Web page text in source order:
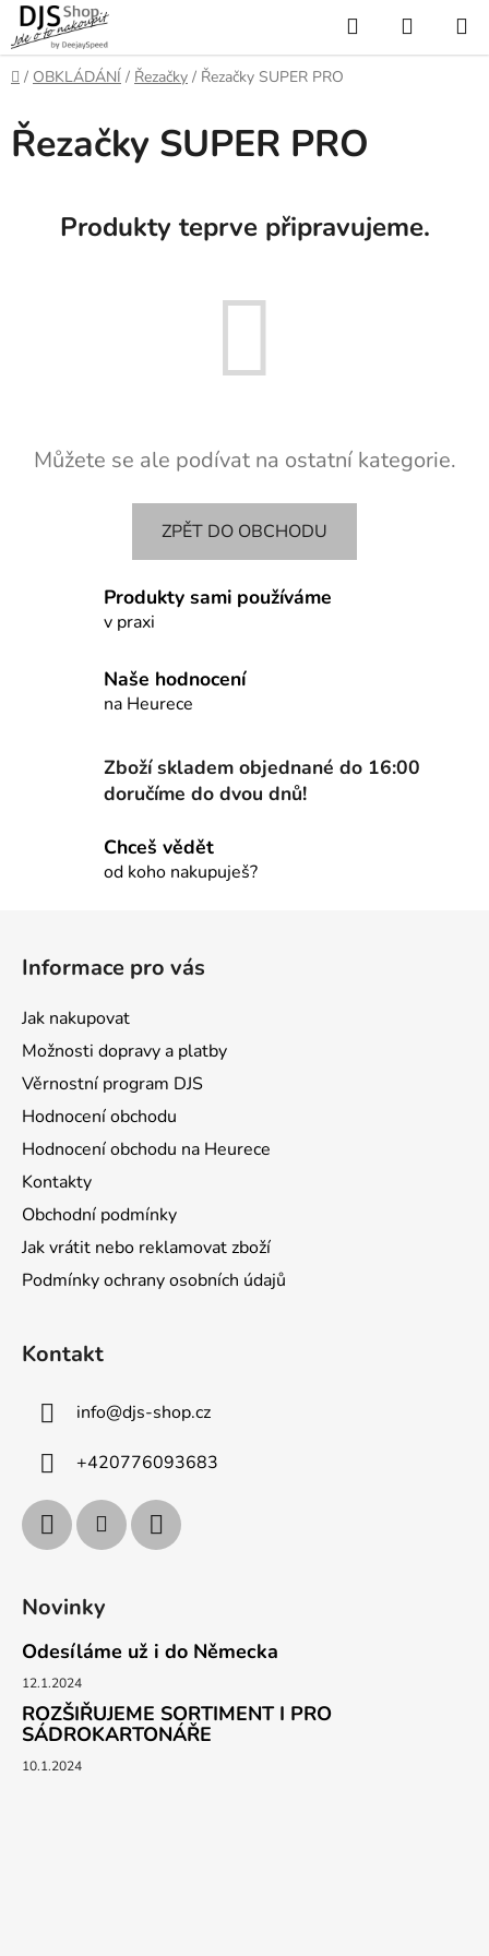
Přejít
na
obsah
Hledat
KOŠÍK
Domů
/ OBKLÁDÁNÍ / Řezačky / Řezačky SUPER PRO
Řezačky SUPER PRO
Produkty teprve připravujeme.
Můžete se ale podívat na ostatní kategorie.
ZPĚT DO OBCHODU
Produkty sami používáme
v praxi
Naše hodnocení
na Heurece
Zboží skladem objednané do 16:00
doručíme do dvou dnů!
Chceš vědět
od koho nakupuješ?
Informace pro vás
Jak nakupovat
Možnosti dopravy a platby
Věrnostní program DJS
Hodnocení obchodu
Hodnocení obchodu na Heurece
Kontakty
Obchodní podmínky
Jak vrátit nebo reklamovat zboží
Podmínky ochrany osobních údajů
Kontakt
info@djs-shop.cz
+420776093683
Novinky
Odesíláme už i do Německa
12.1.2024
ROZŠIŘUJEME SORTIMENT I PRO
SÁDROKARTONÁŘE
10.1.2024